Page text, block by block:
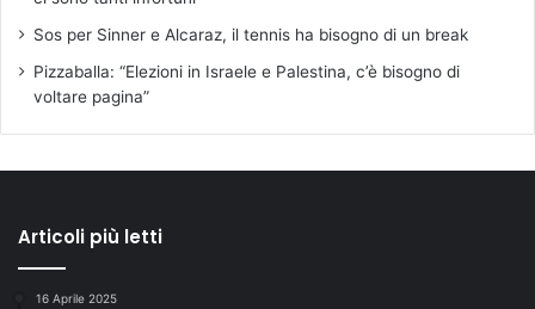
Sos per Sinner e Alcaraz, il tennis ha bisogno di un break
Pizzaballa: “Elezioni in Israele e Palestina, c’è bisogno di
voltare pagina”
Articoli più letti
16 Aprile 2025